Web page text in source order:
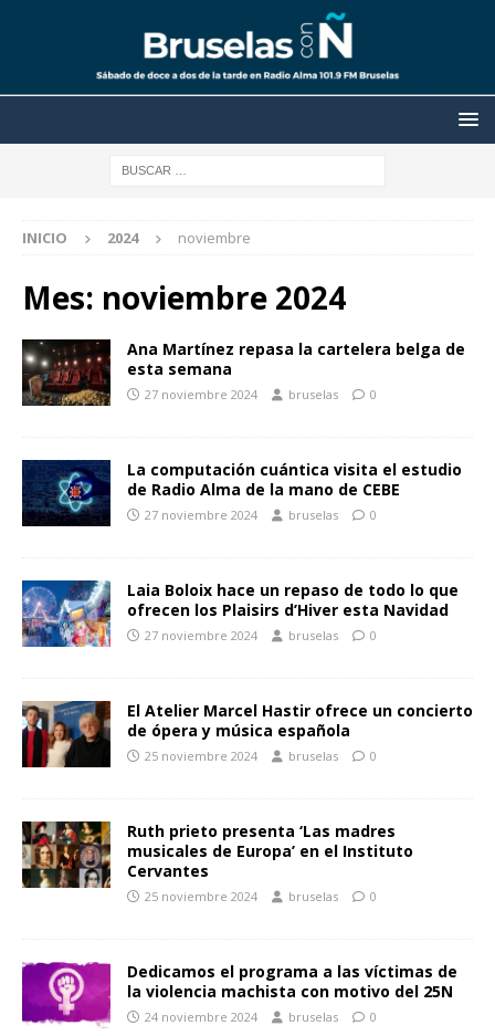
INICIO 2024 noviembre
Mes: noviembre 2024
Ana Martínez repasa la cartelera belga de
esta semana
27 noviembre 2024 bruselas 0
La computación cuántica visita el estudio
de Radio Alma de la mano de CEBE
27 noviembre 2024 bruselas 0
Laia Boloix hace un repaso de todo lo que
ofrecen los Plaisirs d’Hiver esta Navidad
27 noviembre 2024 bruselas 0
El Atelier Marcel Hastir ofrece un concierto
de ópera y música española
25 noviembre 2024 bruselas 0
Ruth prieto presenta ‘Las madres
musicales de Europa’ en el Instituto
Cervantes
25 noviembre 2024 bruselas 0
Dedicamos el programa a las víctimas de
la violencia machista con motivo del 25N
24 noviembre 2024 bruselas 0